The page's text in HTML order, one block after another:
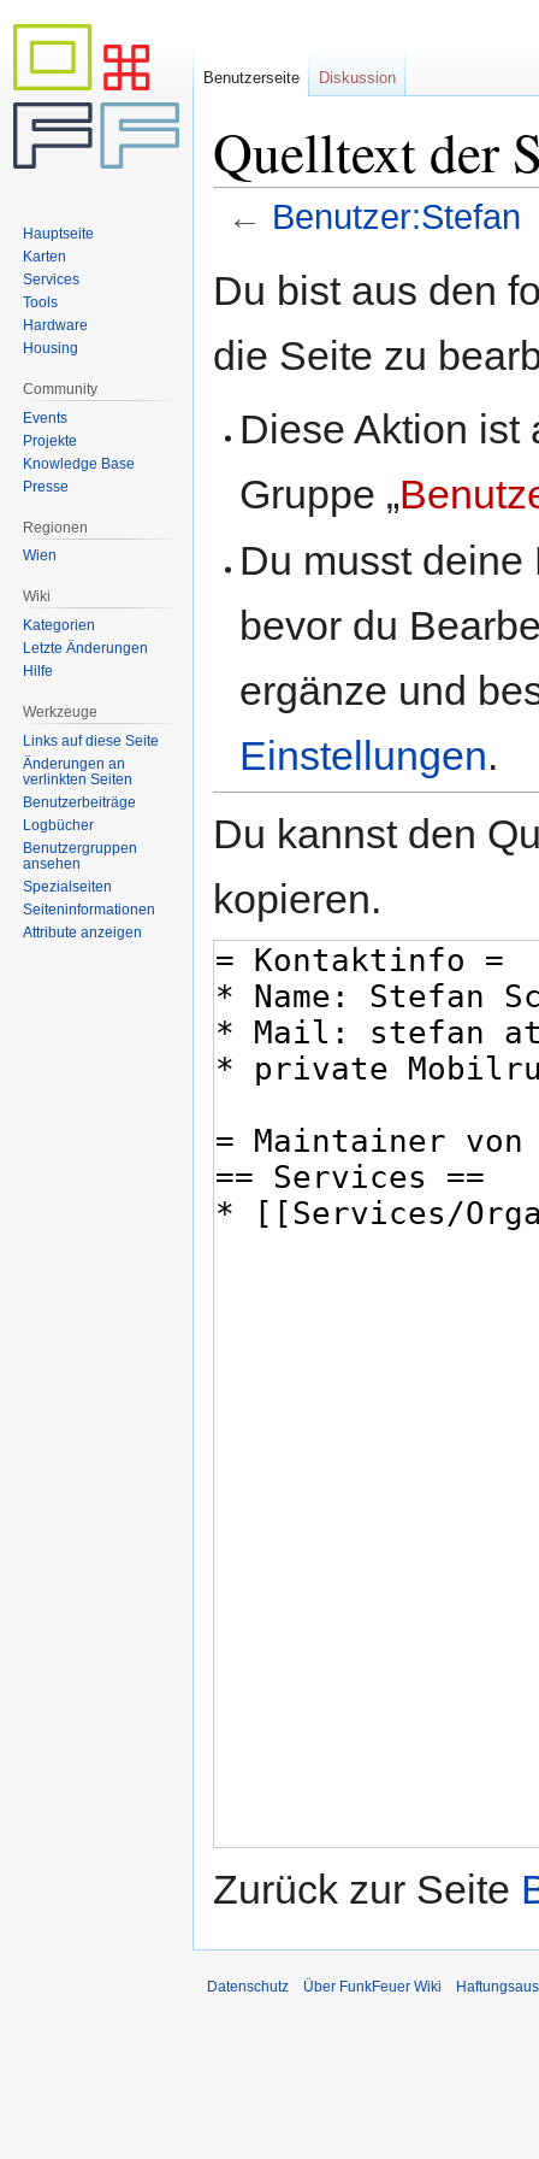
Quelltext der
← Benutzer:Stefan
Navigation
Suche
Du bist aus den
die Seite zu
Diese Aktion ist
Gruppe „
Du musst
bevor du
ergänze und
Einstellungen.
Du kannst den
kopieren.
Zurück zur Seite
Benutzerseite Diskussion
Hauptseite
Karten
Services
Tools
Hardware
Housing
Community
Events
Projekte
Knowledge Base
Presse
Regionen
Wien
Wiki
Kategorien
Letzte Änderungen
Hilfe
Werkzeuge
Links auf diese Seite
Änderungen an
verlinkten Seiten
Benutzerbeiträge
Logbücher
Benutzergruppen
ansehen
Spezialseiten
Seiten­informationen
Attribute anzeigen
Datenschutz Über FunkFeuer Wiki